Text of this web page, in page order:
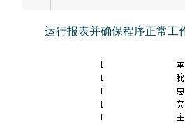
运行报表并确保程序正常工